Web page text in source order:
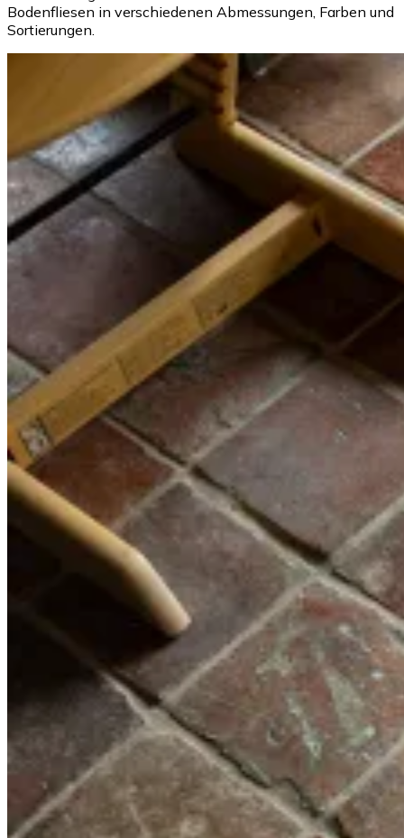
Bodenfliesen in verschiedenen Abmessungen, Farben und
Sortierungen.